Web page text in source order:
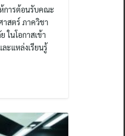
การต้อนรับคณะ
สตร์ ภาควิชา
นโอกาสเข้า
ะแหล่งเรียนรู้